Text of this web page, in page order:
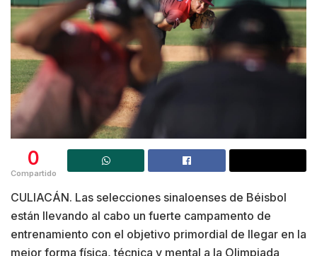
0
Compartido
CULIACÁN. Las selecciones sinaloenses de Béisbol
están llevando al cabo un fuerte campamento de
entrenamiento con el objetivo primordial de llegar en la
mejor forma física, técnica y mental a la Olimpiada